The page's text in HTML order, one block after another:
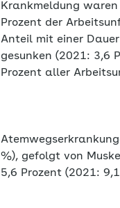
Krankmeldung
Prozent der
Anteil mit einer
gesunken (2021: 3,6
Prozent aller
%), gefolgt von
5,6 Prozent (2021: